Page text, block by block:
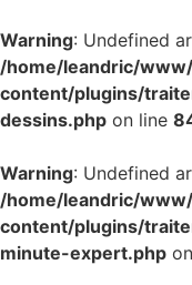
Warning: Undefined
/home/leandric/
content/plugins/
dessins.php on line
Warning: Undefined
/home/leandric/
content/plugins/
minute-expert.php